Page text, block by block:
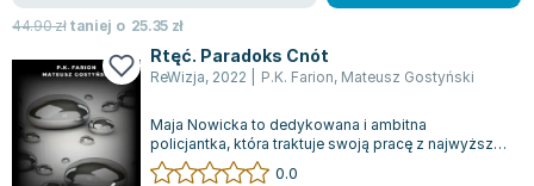
44.90złtaniej o 25.35 zł
Rtęć. Paradoks Cnót
ReWizja, 2022 P.K. Farion, Mateusz Gostyński
Maja Nowicka to dedykowana i ambitna
policjantka, która traktuje swoją pracę z najwyższą
powagą. Natomiast Artur Konop jest znanym...
0.0